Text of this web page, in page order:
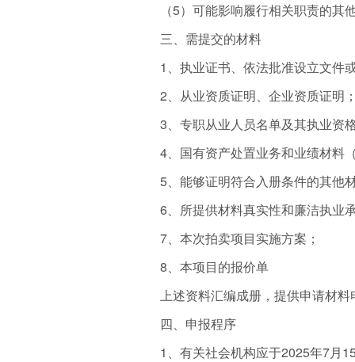
（5）可能影响履行相关职责的其
三、需提交的材料
1、执业证书、依法批准设立文件
2、从业资质证明、企业资质证明
3、专职从业人员名单及其执业资
4、国有资产处置业务和业绩材料
5、能够证明符合入册条件的其他
6、所提供材料真实性和廉洁执业
7、本次拍卖项目实施方案；
8、本项目的报价单
上述资料汇编成册，提供申请材料
四、申报程序
1、有关社会机构应于2025年7月15